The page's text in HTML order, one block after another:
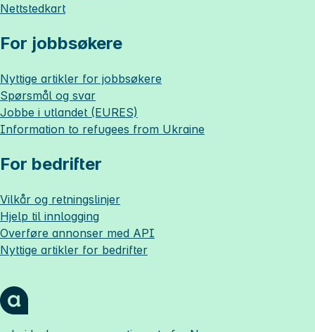
Nettstedkart
For jobbsøkere
Nyttige artikler for jobbsøkere
Spørsmål og svar
Jobbe i utlandet (EURES)
Information to refugees from Ukraine
For bedrifter
Vilkår og retningslinjer
Hjelp til innlogging
Overføre annonser med API
Nyttige artikler for bedrifter